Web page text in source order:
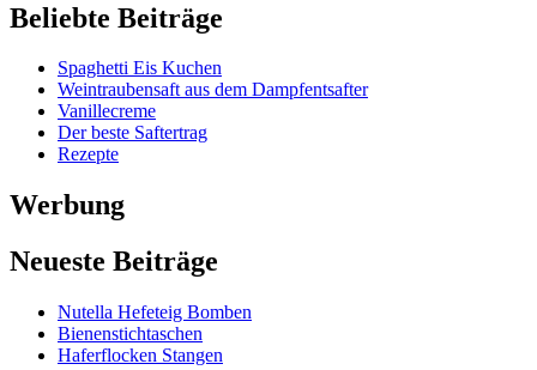
Beliebte Beiträge
Spaghetti Eis Kuchen
Weintraubensaft aus dem Dampfentsafter
Vanillecreme
Der beste Saftertrag
Rezepte
Werbung
Neueste Beiträge
Nutella Hefeteig Bomben
Bienenstichtaschen
Haferflocken Stangen